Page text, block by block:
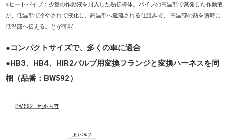
※ヒートパイプ：少量の作動液を封入した熱伝導体。パイプの高温部で蒸発した作動液
が、低温部で冷やされて液化し、高温部へ還流される仕組みで、 高温部の熱を瞬時に
低温部へ伝えることが可能
●コンパクトサイズで、多くの車に適合
●HB3、HB4、HIR2バルブ用変換フランジと変換ハーネスを同
梱（品番：BW592）